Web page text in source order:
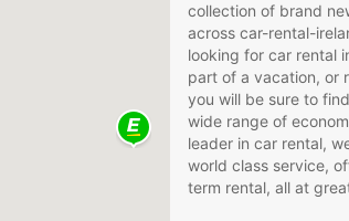
collection of brand
across car-rental-
looking for car rental
part of a vacation, or
you will be sure to
wide range of
leader in car rental,
world class service,
term rental, all at